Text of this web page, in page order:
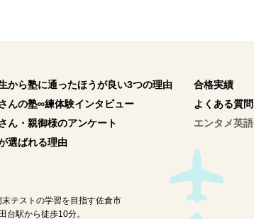
から塾に通ったほうが良い3つの理由
んの塾∞練体験インタビュー
ん・親御様のアンケート
選ばれる理由
合格実績
よくある質問
エンタメ英語
テストの学習を目指す佐倉市
台駅から徒歩10分。